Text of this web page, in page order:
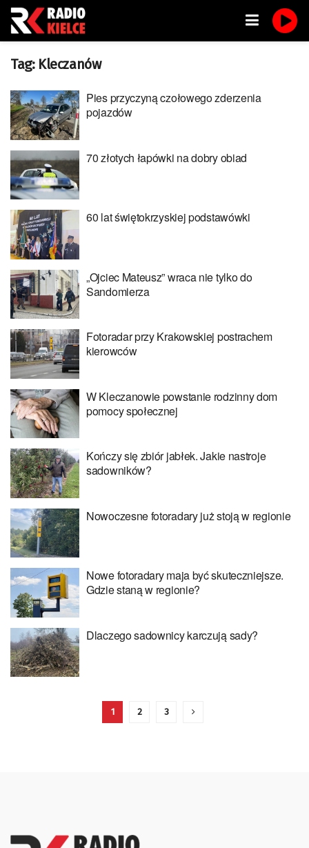
Tag: Kleczanów
Pies przyczyną czołowego zderzenia
pojazdów
70 złotych łapówki na dobry obiad
60 lat świętokrzyskiej podstawówki
„Ojciec Mateusz” wraca nie tylko do
Sandomierza
Fotoradar przy Krakowskiej postrachem
kierowców
W Kleczanowie powstanie rodzinny dom
pomocy społecznej
Kończy się zbiór jabłek. Jakie nastroje
sadowników?
Nowoczesne fotoradary już stoją w regionie
Nowe fotoradary maja być skuteczniejsze.
Gdzie staną w regionie?
Dlaczego sadownicy karczują sady?
1 2 3